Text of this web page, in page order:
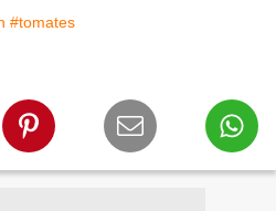
#tomates